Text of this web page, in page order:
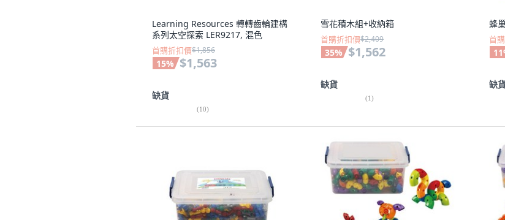
Learning Resources 轉轉齒輪建構
系列太空探索 LER9217, 混色
首購折扣價$1,856
15% $1,563
缺貨
(10)
雪花積木組+收納箱
首購折扣價$2,409
35% $1,562
缺貨
(1)
蜂
首
11
缺